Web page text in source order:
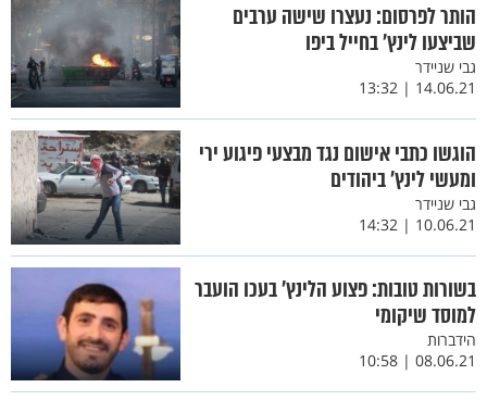
הותר לפרסום: נעצרו שישה ערבים
שביצעו לינץ’ בחייל ביפו
גבי שניידר
14.06.21 | 13:32
הוגשו כתבי אישום נגד מבצעי פיגוע ירי
ומעשי לינץ’ ביהודים
גבי שניידר
10.06.21 | 14:32
בשורות טובות: פצוע הלינץ’ בעכו הועבר
למוסד שיקומי
הידברות
08.06.21 | 10:58